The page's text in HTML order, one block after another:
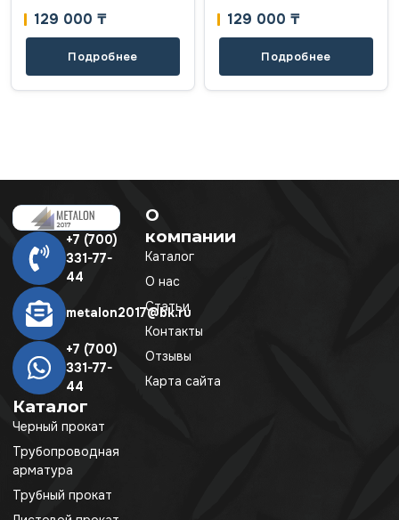
129 000 ₸
Подробнее
129 000 ₸
Подробнее
+7 (700)
331-77-
44
metalon2017@bk.ru
+7 (700)
331-77-
44
Каталог
Черный прокат
Трубопроводная
арматура
Трубный прокат
О
компании
Каталог
О нас
Статьи
Контакты
Отзывы
Карта сайта